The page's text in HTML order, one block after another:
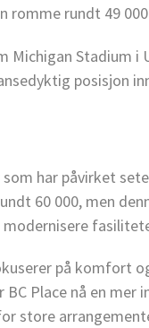
romme rundt 49
Michigan Stadium i
posisjon
har påvirket
60 000, men
på komfort
Place nå en
store